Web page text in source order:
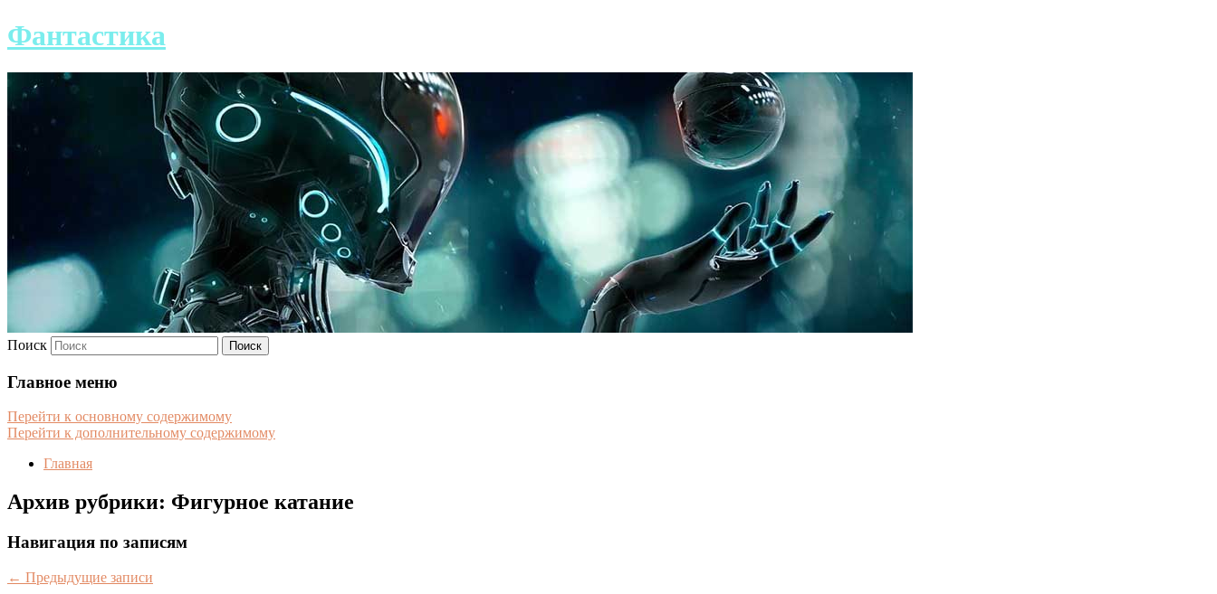
Фантастика
Поиск
Главное меню
Перейти к основному содержимому
Перейти к дополнительному содержимому
Главная
Архив рубрики: Фигурное катание
Навигация по записям
← Предыдущие записи